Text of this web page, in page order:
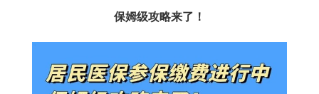
保姆级攻略来了！